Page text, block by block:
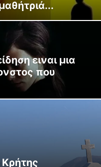
ειναι μια
που